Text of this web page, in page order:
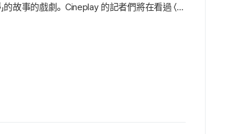
故事的戲劇。Cineplay 的記者們將在看過 〈帽